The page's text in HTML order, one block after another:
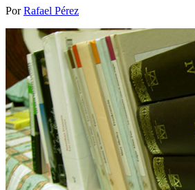
PorRafael Pérez